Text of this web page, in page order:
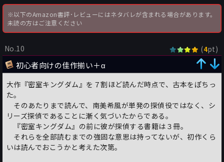
※以下のAmazon書評･レビューにはネタバレが含まれる場合があります。
未読の方はご注意ください
No.10 (4pt)
初心者向けの佳作揃い＋α
大作『密室キングダム』を７割ほど読んだ時点で、古本をぽちっ
た。
そのあたりまで読んで、南美希風が単発の探偵役ではなく、シ
リーズ探偵であることに漸く気づいたからである。
『密室キングダム』の前に彼が探偵する書籍は３冊。
それらを全部読むまでの強固な意思は持ってないが、初作くら
いは読んでおこうかと考えた次第。